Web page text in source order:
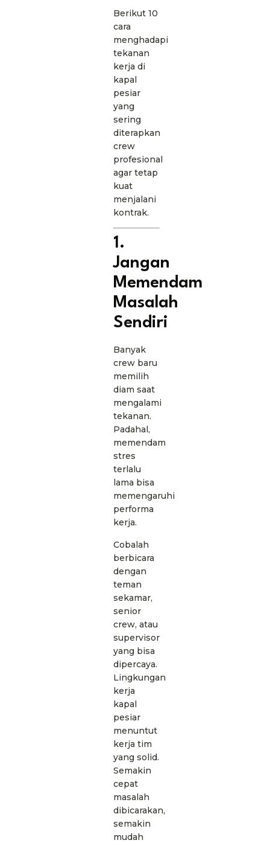
Berikut 10
cara
menghadapi
tekanan
kerja di
kapal
pesiar
yang
sering
diterapkan
crew
profesional
agar tetap
kuat
menjalani
kontrak.
1.
Jangan
Memendam
Masalah
Sendiri
Banyak
crew baru
memilih
diam saat
mengalami
tekanan.
Padahal,
memendam
stres
terlalu
lama bisa
memengaruhi
performa
kerja.
Cobalah
berbicara
dengan
teman
sekamar,
senior
crew, atau
supervisor
yang bisa
dipercaya.
Lingkungan
kerja
kapal
pesiar
menuntut
kerja tim
yang solid.
Semakin
cepat
masalah
dibicarakan,
semakin
mudah